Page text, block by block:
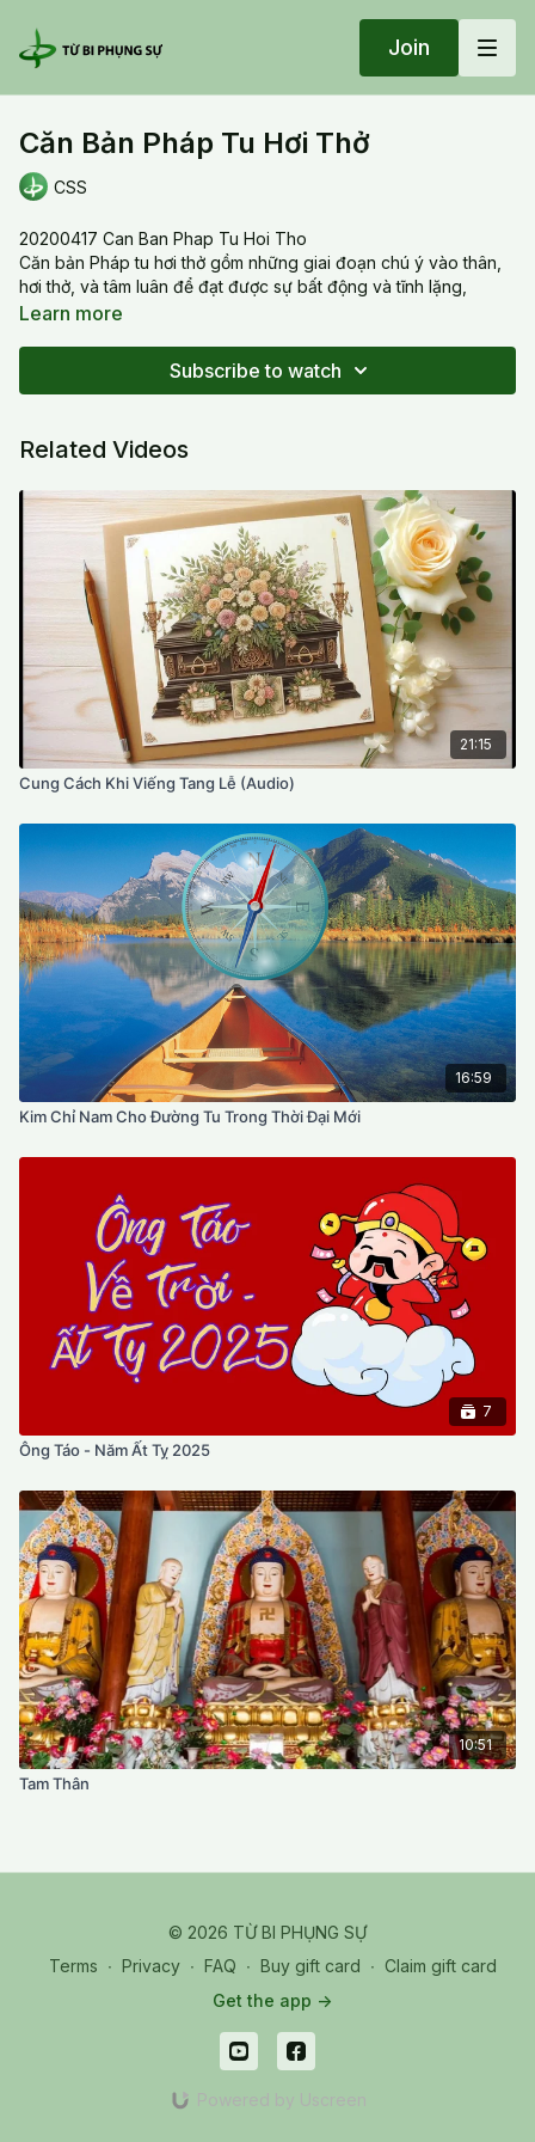
Join
Căn Bản Pháp Tu Hơi Thở
CSS
20200417 Can Ban Phap Tu Hoi Tho
Căn bản Pháp tu hơi thở gồm những giai đoạn chú ý vào thân,
hơi thở, và tâm luân để đạt được sự bất động và tĩnh lặng,
Learn more
Subscribe to watch
Related Videos
21:15
Cung Cách Khi Viếng Tang Lễ (Audio)
16:59
Kim Chỉ Nam Cho Đường Tu Trong Thời Đại Mới
7
Ông Táo - Năm Ất Tỵ 2025
10:51
Tam Thân
© 2026 TỪ BI PHỤNG SỰ
Terms ∙ Privacy ∙ FAQ ∙ Buy gift card ∙ Claim gift card
Get the app ->
Powered by Uscreen